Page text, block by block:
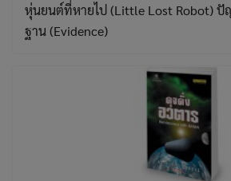
หุ่นยนต์ที่หายไป (Little Lost Robot) ปั
ฐาน (Evidence)